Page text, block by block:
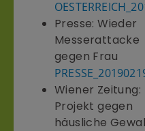
Presse: Wieder
Messerattacke
gegen Frau
Wiener Zeitung:
Projekt gegen
häusliche